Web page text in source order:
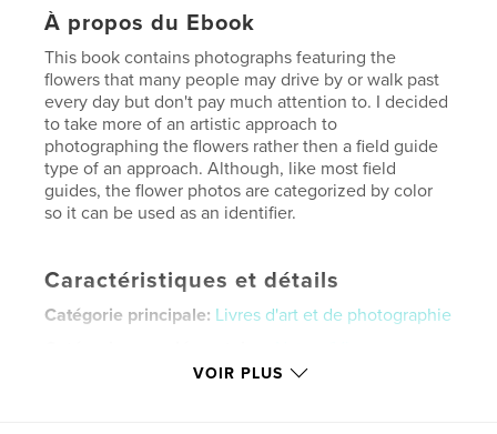
À propos du Ebook
This book contains photographs featuring the
flowers that many people may drive by or walk past
every day but don't pay much attention to. I decided
to take more of an artistic approach to
photographing the flowers rather then a field guide
type of an approach. Although, like most field
guides, the flower photos are categorized by color
so it can be used as an identifier.
Caractéristiques et détails
Catégorie principale: Livres d'art et de photographie
ebook au format fixe, 40 p.
VOIR PLUS